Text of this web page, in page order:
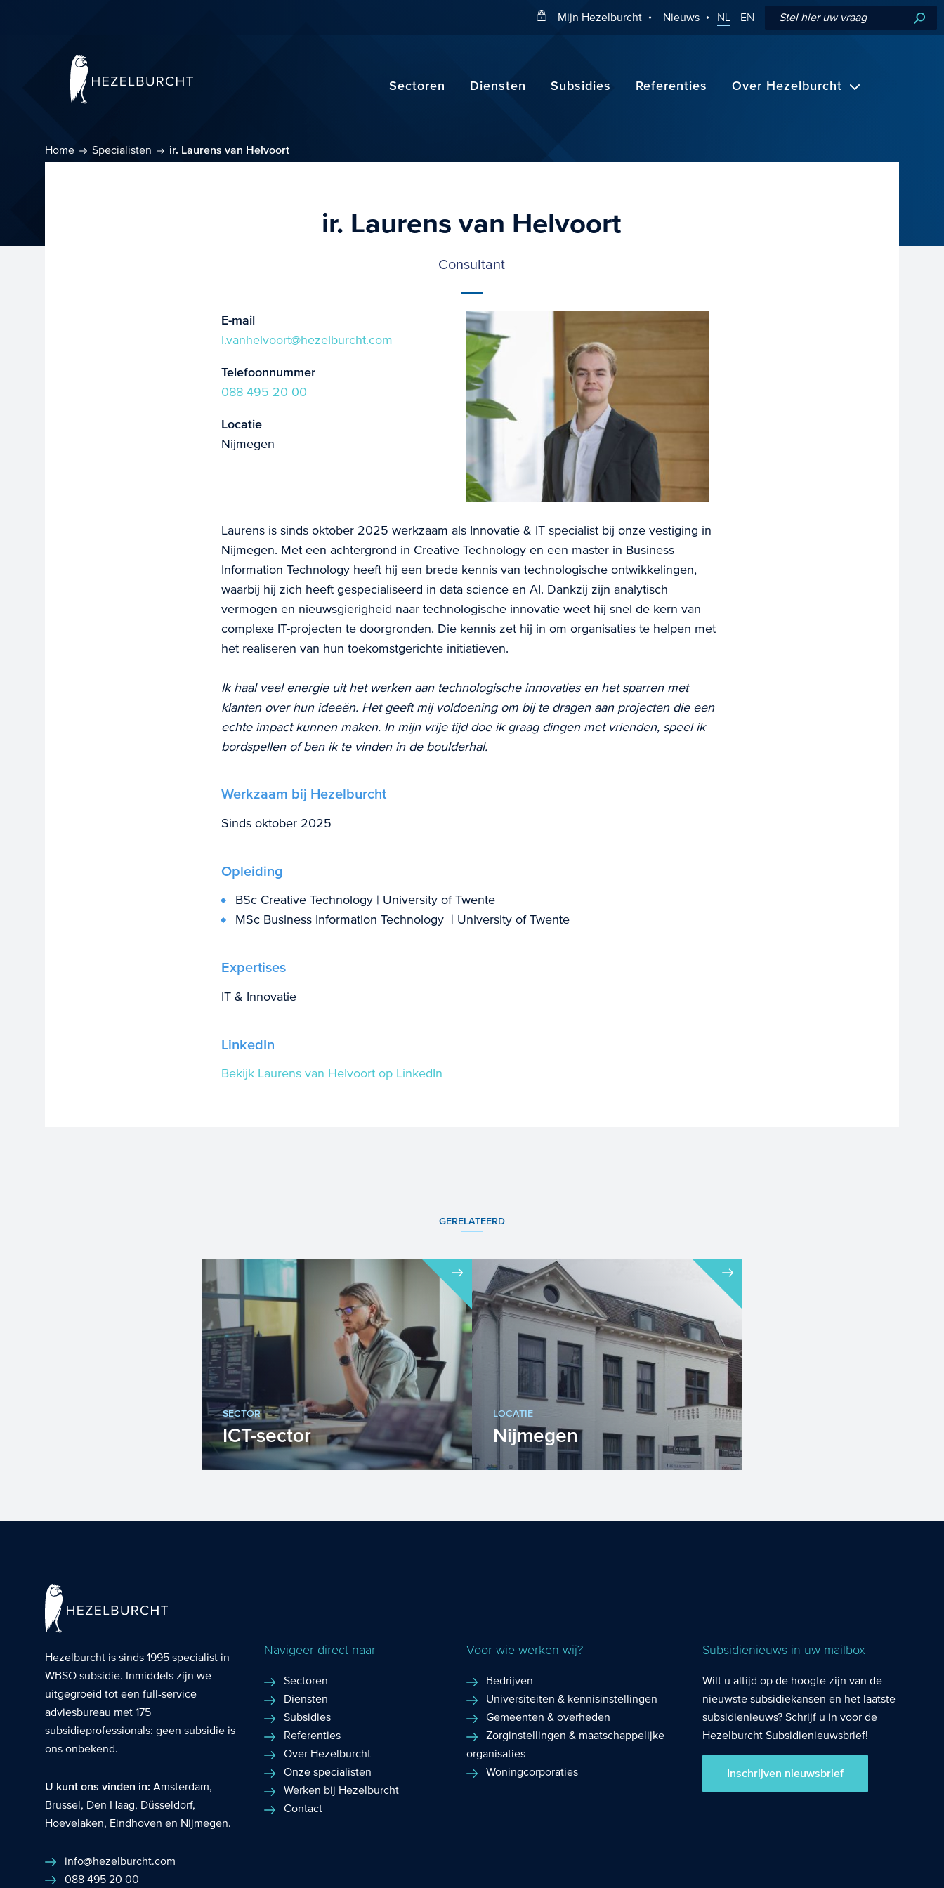
Mijn Hezelburcht Nieuws NL EN
Zoeken
Sectoren Diensten Subsidies Referenties Over Hezelburcht
Home Specialisten ir. Laurens van Helvoort
ir. Laurens van Helvoort
Consultant
E-mail
l.vanhelvoort@hezelburcht.com
Telefoonnummer
088 495 20 00
Locatie
Nijmegen
Laurens is sinds oktober 2025 werkzaam als Innovatie & IT specialist bij onze vestiging in
Nijmegen. Met een achtergrond in Creative Technology en een master in Business
Information Technology heeft hij een brede kennis van technologische ontwikkelingen,
waarbij hij zich heeft gespecialiseerd in data science en AI. Dankzij zijn analytisch
vermogen en nieuwsgierigheid naar technologische innovatie weet hij snel de kern van
complexe IT-projecten te doorgronden. Die kennis zet hij in om organisaties te helpen met
het realiseren van hun toekomstgerichte initiatieven.
Ik haal veel energie uit het werken aan technologische innovaties en het sparren met
klanten over hun ideeën. Het geeft mij voldoening om bij te dragen aan projecten die een
echte impact kunnen maken. In mijn vrije tijd doe ik graag dingen met vrienden, speel ik
bordspellen of ben ik te vinden in de boulderhal.
Werkzaam bij Hezelburcht
Sinds oktober 2025
Opleiding
BSc Creative Technology | University of Twente
MSc Business Information Technology | University of Twente
Expertises
IT & Innovatie
LinkedIn
Bekijk Laurens van Helvoort op LinkedIn
GERELATEERD
SECTOR
ICT-sector
voorwaarde voor economische groei.
LOCATIE
Nijmegen
Hezelburcht is sinds 1995 specialist in
WBSO subsidie. Inmiddels zijn we
uitgegroeid tot een full-service
adviesbureau met 175
subsidieprofessionals: geen subsidie is
ons onbekend.
U kunt ons vinden in: Amsterdam,
Brussel, Den Haag, Düsseldorf,
Hoevelaken, Eindhoven en Nijmegen.
info@hezelburcht.com
088 495 20 00
Navigeer direct naar
Sectoren
Diensten
Subsidies
Referenties
Over Hezelburcht
Onze specialisten
Werken bij Hezelburcht
Contact
Voor wie werken wij?
Bedrijven
Universiteiten & kennisinstellingen
Gemeenten & overheden
Zorginstellingen & maatschappelijke
organisaties
Woningcorporaties
Subsidienieuws in uw mailbox
Wilt u altijd op de hoogte zijn van de
nieuwste subsidiekansen en het laatste
subsidienieuws? Schrijf u in voor de
Hezelburcht Subsidienieuwsbrief!
Inschrijven nieuwsbrief